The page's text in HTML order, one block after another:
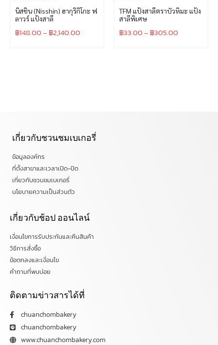
นิสชิน (Nisshin) ฮากุริกิโกะ ฟ
ลาวร์ แป้งสาลี
฿148.00– ฿2,140.00
TFM แป้งสาลีตราบัวหิมะ แป้ง
สาลีพิเศษ
฿33.00– ฿305.00
เกี่ยวกับชวนชมเบเกอรี่
ข้อมูลองค์กร
ที่ตั้งสาขาและเวลาเปิด-ปิด
เกี่ยวกับชวนชมเบเกอรี่
นโยบายความเป็นส่วนตัว
เกี่ยวกับช้อป ออนไลน์
เงื่อนไขการรับประกันและคืนสินค้า
วิธีการสั่งซื้อ
ข้อตกลงและเงื่อนไข
คำถามที่พบบ่อย
ติดตามข่าวสารได้ที่
chuanchombakery
chuanchombakery
www.chuanchombakery.com